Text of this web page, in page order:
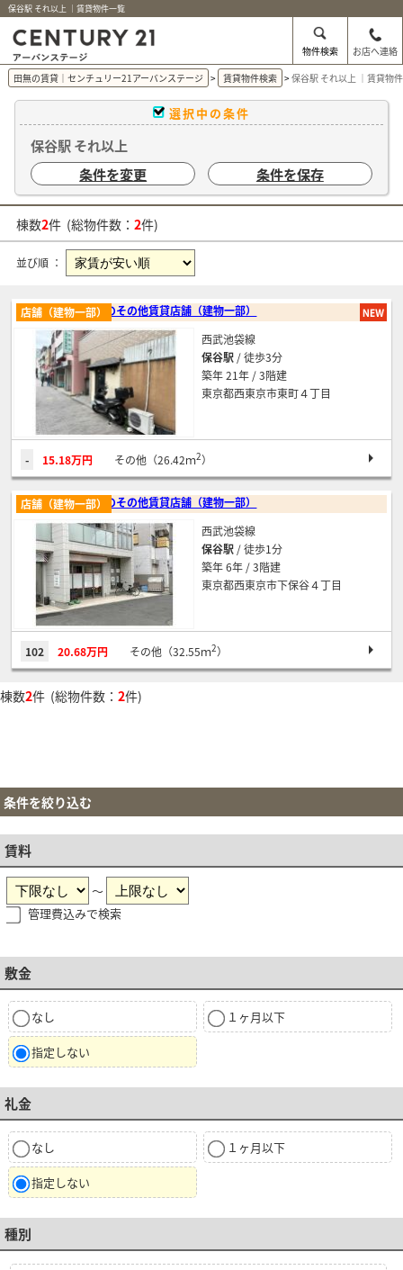
保谷駅 それ以上 ｜賃貸物件一覧
物件検索
お店へ連絡
田無の賃貸｜センチュリー21アーバンステージ
賃貸物件検索 保谷駅 それ以上 ｜賃貸物
選択中の条件
保谷駅 それ以上
条件を変更
条件を保存
棟数2件 (総物件数： 2件)
並び順 ：
保谷のその他賃貸店舗（建物一部）
店舗（建物一部）
西武池袋線
保谷駅 / 徒歩3分
築年 21年 / 3階建
東京都西東京市東町４丁目
- 15.18万円 その他（26.42ｍ2）
保谷のその他賃貸店舗（建物一部）
店舗（建物一部）
西武池袋線
保谷駅 / 徒歩1分
築年 6年 / 3階建
東京都西東京市下保谷４丁目
102 20.68万円 その他（32.55ｍ2）
棟数2件 (総物件数： 2件)
条件を絞り込む
賃料
～
管理費込みで検索
敷金
なし １ヶ月以下
指定しない
礼金
なし １ヶ月以下
指定しない
種別